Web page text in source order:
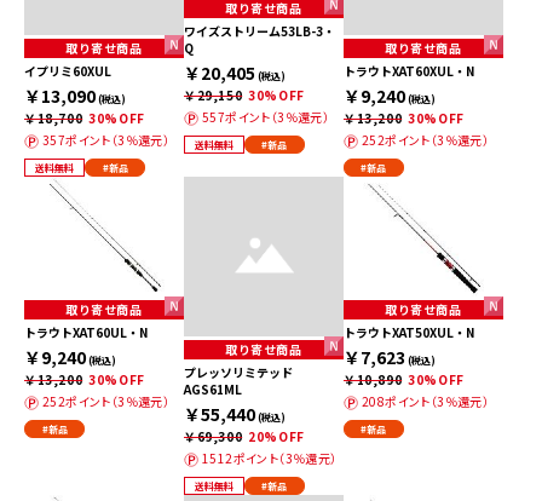
取り寄せ商品
イプリミ60XUL
￥13,090(税込)
￥18,700 30%OFF
357ポイント（3％還元）
送料無料 #新品
取り寄せ商品
ワイズストリーム53LB-3・
Q
￥20,405 (税込)
￥29,150 30%OFF
557ポイント（3％還元）
送料無料 #新品
取り寄せ商品
トラウトXAT60XUL・N
￥9,240(税込)
￥13,200 30%OFF
252ポイント（3％還元）
#新品
取り寄せ商品
トラウトXAT60UL・N
￥9,240(税込)
￥13,200 30%OFF
252ポイント（3％還元）
#新品
取り寄せ商品
プレッソリミテッド
AGS61ML
￥55,440(税込)
￥69,300 20%OFF
1512ポイント（3％還元）
送料無料 #新品
取り寄せ商品
トラウトXAT50XUL・N
￥7,623 (税込)
￥10,890 30%OFF
208ポイント（3％還元）
#新品